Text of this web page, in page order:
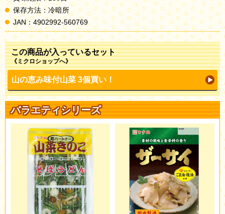
保存方法：冷暗所
JAN：4902992-560769
この商品が入っているセット
《ミクロショップへ》
山の恵み味付山菜 3個買い！
バラエティシリーズ